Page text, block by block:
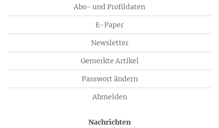
Abo- und Profildaten
E-Paper
Newsletter
Gemerkte Artikel
Passwort ändern
Abmelden
Nachrichten